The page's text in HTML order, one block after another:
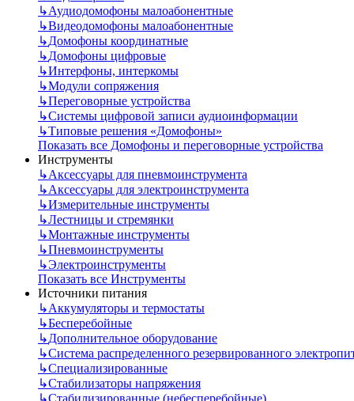
↳Аудиодомофоны малоабонентные
↳Видеодомофоны малоабонентные
↳Домофоны координатные
↳Домофоны цифровые
↳Интерфоны, интеркомы
↳Модули сопряжения
↳Переговорные устройства
↳Системы цифровой записи аудиоинформации
↳Типовые решения «Домофоны»
Показать все Домофоны и переговорные устройства
Инструменты
↳Аксессуары для пневмоинструмента
↳Аксессуары для электроинструмента
↳Измерительные инструменты
↳Лестницы и стремянки
↳Монтажные инструменты
↳Пневмоинструменты
↳Электроинструменты
Показать все Инструменты
Источники питания
↳Аккумуляторы и термостаты
↳Бесперебойные
↳Дополнительное оборудование
↳Система распределенного резервированного
↳Специализированные
↳Стабилизаторы напряжения
↳Стабилизированные (небесперебойные)